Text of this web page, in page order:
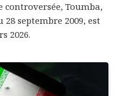
controversée, Toumba,
septembre 2009, est
2026.